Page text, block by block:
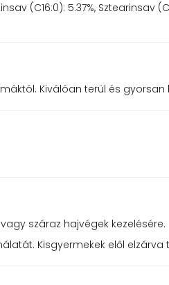
(C16:0): 5.37%, Sztearinsav
Kiválóan terül és gyorsan
száraz hajvégek kezelésére.
Kisgyermekek elől elzárva